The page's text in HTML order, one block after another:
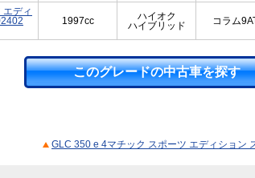
ディ
1997cc
ハイオク
ハイブリッド
コラム
このグレードの中古車を探す
GLC 350 e 4マチック スポーツ エディション